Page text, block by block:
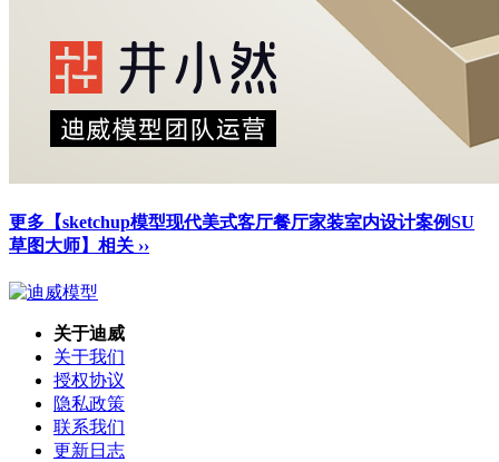
更多【sketchup模型现代美式客厅餐厅家装室内设计案例SU
草图大师】相关 ››
关于迪威
关于我们
授权协议
隐私政策
联系我们
更新日志